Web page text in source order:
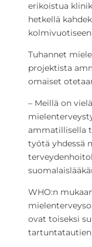
erikoistua
hetkellä
Tuhannet
projektista
omaiset
– Meillä on
ammatillisella
työtä yhdessä
WHO:n
ovat toiseksi
tartuntatautien